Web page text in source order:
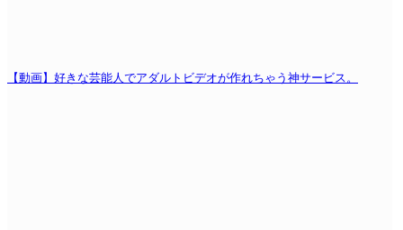
【動画】好きな芸能人でアダルトビデオが作れちゃう神サービス。